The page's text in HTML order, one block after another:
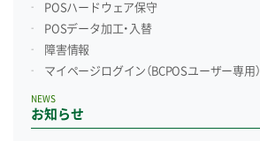
POSハードウェア保守
POSデータ加工・入替
障害情報
マイページログイン （BCPOSユーザー専用）
お知らせ
NEWS